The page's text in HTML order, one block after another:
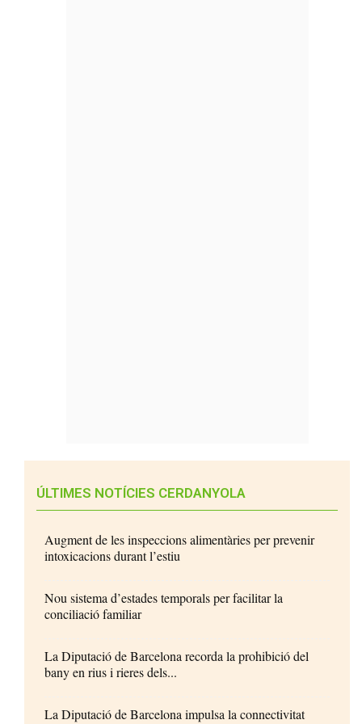
ÚLTIMES NOTÍCIES CERDANYOLA
Augment de les inspeccions alimentàries per prevenir
intoxicacions durant l’estiu
Nou sistema d’estades temporals per facilitar la
conciliació familiar
La Diputació de Barcelona recorda la prohibició del
bany en rius i rieres dels...
La Diputació de Barcelona impulsa la connectivitat